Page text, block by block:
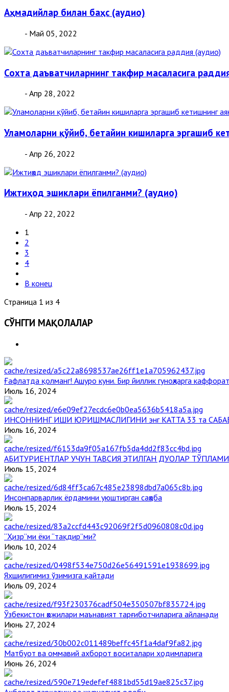
Аҳмадийлар билан баҳс (аудио)
- Май 05, 2022
Сохта даъватчиларнинг такфир масаласига
- Апр 28, 2022
Уламоларни қўйиб, бетайин кишиларга эргашиб
- Апр 26, 2022
Ижтиҳод эшиклари ёпилганми? (аудио)
- Апр 22, 2022
1
2
3
4
В конец
Страница 1 из 4
СЎНГГИ МАҚОЛАЛАР
Ғафлатда қолманг! Ашуро куни. Бир йиллик гуноҳларга
Июль 16, 2024
ИНСОННИНГ ИШИ ЮРИШМАСЛИГИНИ энг КАТТА 33 та
Июль 16, 2024
АБИТУРИЕНТЛАР УЧУН ТАВСИЯ ЭТИЛГАН ДУОЛАР ТЎПЛАМИ
Июль 15, 2024
Инсонпарварлик ёрдамини уюштирган саҳоба
Июль 15, 2024
“Ҳизр”ми ёки “тақдир”ми?
Июль 10, 2024
Яхшилигимиз ўзимизга қайтади
Июль 09, 2024
Ўзбекистон ҳожилари маънавият тарғиботчиларига айланади
Июнь 27, 2024
Матбуот ва оммавий ахборот воситалари ходимларига
Июнь 26, 2024